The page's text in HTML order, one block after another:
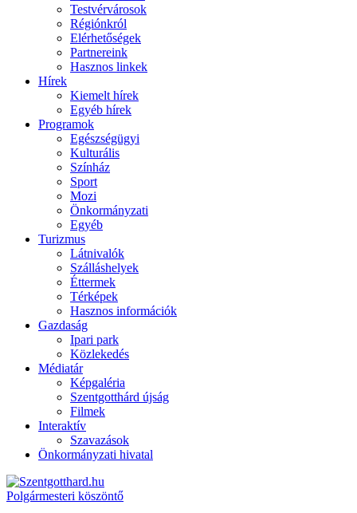
Testvérvárosok
Régiónkról
Elérhetőségek
Partnereink
Hasznos linkek
Hírek
Kiemelt hírek
Egyéb hírek
Programok
Egészségügyi
Kulturális
Színház
Sport
Mozi
Önkormányzati
Egyéb
Turizmus
Látnivalók
Szálláshelyek
Éttermek
Térképek
Hasznos információk
Gazdaság
Ipari park
Közlekedés
Médiatár
Képgaléria
Szentgotthárd újság
Filmek
Interaktív
Szavazások
Önkormányzati hivatal
Polgármesteri köszöntő